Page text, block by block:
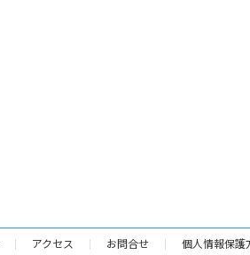
アクセス お問合せ 個人情報保護